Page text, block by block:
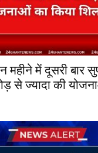
महीने में दूसरी बार
से ज्यादा की